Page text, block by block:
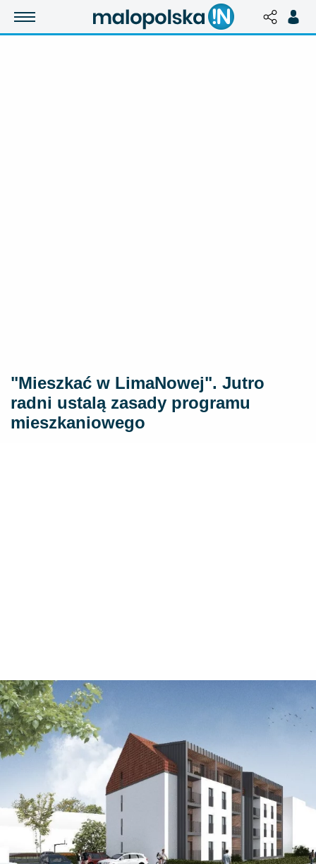
"Mieszkać w LimaNowej". Jutro
radni ustalą zasady programu
mieszkaniowego